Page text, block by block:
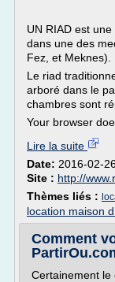
UN RIAD est
dans une des
Fez, et Meknes).
Le riad
arboré dans le
chambres sont
Your browser
Lire la suite
Date: 2016-02-
Site : http://
Thèmes liés :
location maison
Comment
Certainement le